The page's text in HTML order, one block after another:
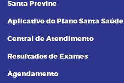
Santa Previne
Aplicativo do Plano Santa Saúde
Central de Atendimento
Resultados de Exames
Agendamento